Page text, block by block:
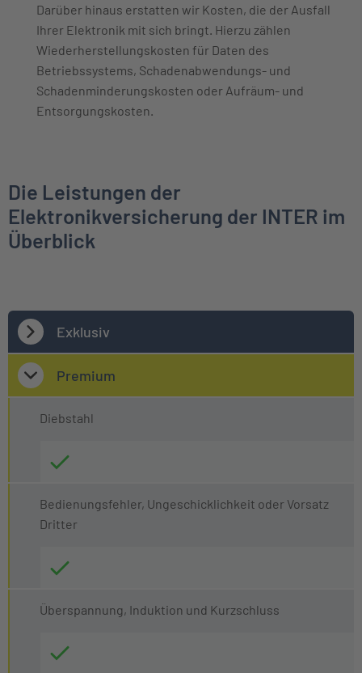
Darüber hinaus erstatten wir Kosten, die der Ausfall
Ihrer Elektronik mit sich bringt. Hierzu zählen
Wiederherstellungskosten für Daten des
Betriebssystems, Schadenabwendungs- und
Schadenminderungskosten oder Aufräum- und
Entsorgungskosten.
Die Leistungen der
Elektronikversicherung der INTER im
Überblick
Exklusiv
Premium
Diebstahl
Bedienungsfehler, Ungeschicklichkeit oder Vorsatz
Dritter
Überspannung, Induktion und Kurzschluss